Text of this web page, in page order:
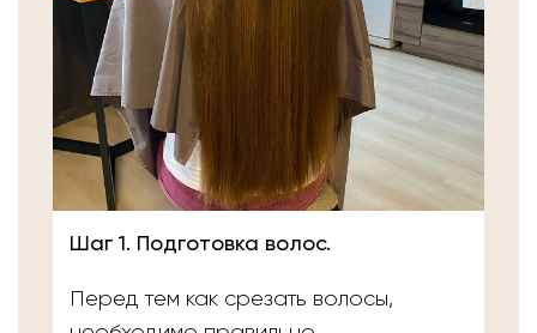
Шаг 1. Подготовка волос.
Перед тем как срезать волосы,